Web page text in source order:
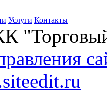
Услуги Контакты